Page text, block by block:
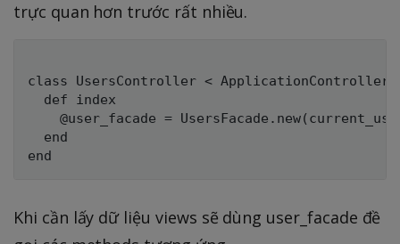
trực quan hơn trước rất nhiều.
class UsersController < ApplicationController
  def index
@user_facade =
  end
Khi cần lấy dữ liệu views sẽ dùng user_facade đề